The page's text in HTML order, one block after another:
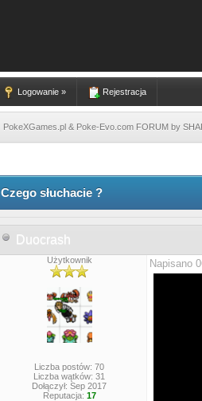
Logowanie » Rejestracja
PokeXGames.pl & Poke-Evo.com FORUM by
Czego słuchacie ?
Duocrash
Użytkownik
Liczba postów: 70
Liczba wątków: 31
Dołączył: Sep 2017
Reputacja: 17
Napisano